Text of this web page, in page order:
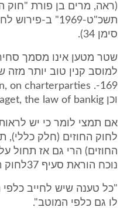
(ראה, מרים בן פורת "חוק
תשכ"ט-1969" ב-
סימן 34).
שטר מטען אינו מסמך
למוסב קנין טוב יותר מזה
וכן paget, the law of bankig).
אם תמצי לומר כי יש
החוזים) הרי גם אז תחול
נוכח הוראת סעיף 37לחוק הנ"ל המורה אמור:
"כל טענה שיש לחייב
לו גם כלפי המוטב".